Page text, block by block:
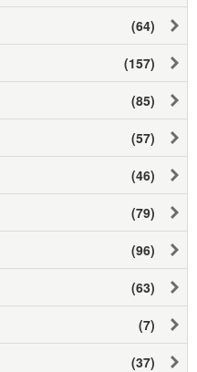
(64)
(157)
(85)
(57)
(46)
(79)
(96)
(63)
(7)
(37)